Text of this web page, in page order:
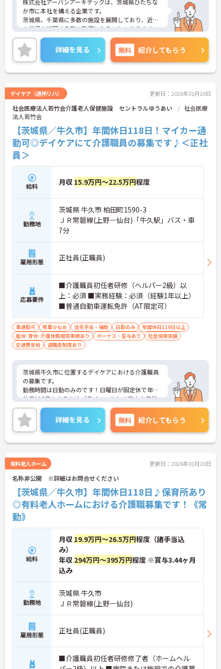
か市に本社を構える企業です。
茨城県、千葉県に多数の施設を展開しており、近隣
の施設を巡回する形の勤務になることもあります。
70代の方も、ご自身のスキルを活かして働かれてい
る職場です。詳細を見る 無料 紹介してもらう
デイケア（通所リハ） 更新日：2026年01月20日
社会医療法人若竹会介護老人保健施設 セントラルゆうあい
社会医療
法人若竹会
【茨城県／牛久市】年間休日118日！マイカー通
勤可◎デイケアにて介護職員の募集です♪＜正社
員＞
給料 月収 15.9万円～22.5万円程度
勤務地
茨城県 牛久市 柏田町1590-3
ＪＲ常磐線(上野－仙台)「牛久駅」バス・車
7分
雇用形態 正社員(正職員)
応募要件
■介護職員初任者研修（ヘルパー2級）以
上：必須 ■実務経験：必須（経験1年以上）
■普通自動車運転免許（AT限定可）
車通勤可 残業少なめ 住宅手当・補助 日勤のみ
年間休日110日以上
産休･育休･介護休暇取得実績あり
ボーナス・賞与あり
社会保険完備
交通費支給
退職金制度あり
茨城県牛久市に位置するデイケアにおける介護職員
の募集です。
勤務時間は日勤のみのです！日曜日が固定休で年間
休日118日もあるためプライベートとの両立を目指
す方におすすめの環境です◎しっかりとしたフォロ
ー体制で、経験に関わらず安心してスタートできま
す。
ご興味のある方には、面接対策ポイントなど、さら
に詳細をご案内しますのでお気軽にご相談くださ
詳細を見る 無料 紹介してもらう
有料老人ホーム 更新日：2026年01月20日
名称非公開 ※詳細はお問合せください
【茨城県／牛久市】年間休日118日♪保育所あり
◎有料老人ホームにおける介護職募集です！《常
勤》
給料
月収 19.9万円～26.5万円程度（諸手当込
み）
年収 294万円～395万円程度 ※賞与3.44ヶ月
込み
勤務地
茨城県 牛久市
ＪＲ常磐線(上野－仙台)
雇用形態 正社員(正職員)
■介護職員初任者研修修了者（ホームヘル